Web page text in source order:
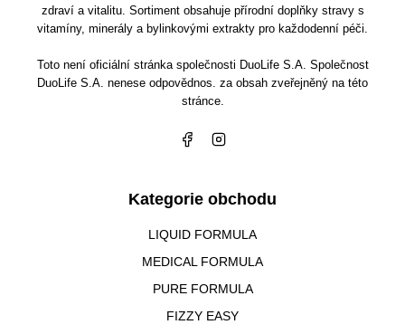
zdraví a vitalitu. Sortiment obsahuje přírodní doplňky stravy s
vitamíny, minerály a bylinkovými extrakty pro každodenní péči.
Toto není oficiální stránka společnosti DuoLife S.A. Společnost
DuoLife S.A. nenese odpovědnos. za obsah zveřejněný na této
stránce.
Kategorie obchodu
LIQUID FORMULA
MEDICAL FORMULA
PURE FORMULA
FIZZY EASY